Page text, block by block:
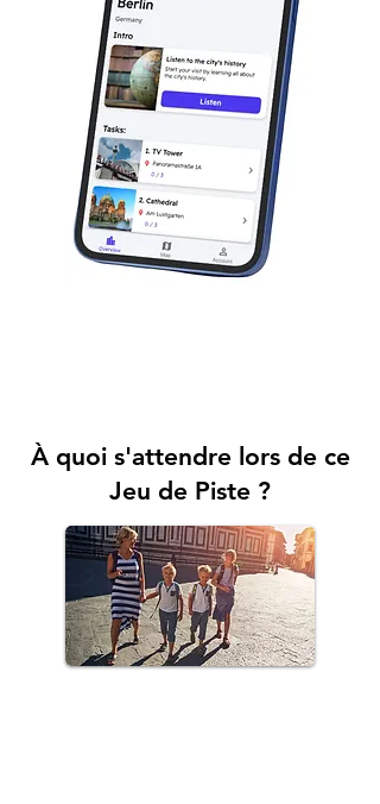
À quoi s'attendre lors de ce
Jeu de Piste ?